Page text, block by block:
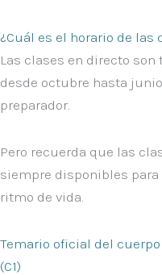
¿Cuál es el horario de las
Las clases en directo son
desde octubre hasta
preparador.
Pero recuerda que las
siempre disponibles
ritmo de vida.
Temario oficial del
(C1)